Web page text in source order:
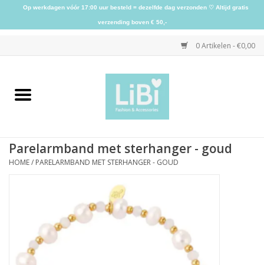
0 Artikelen - €0,00
Home
Kleding
Accessoires
Parelarmband met sterhanger - goud
HOME/ PARELARMBAND MET STERHANGER - GOUD
Op werkdagen vóór 17:00 uur besteld = dezelfde dag verzonden ♡ Altijd gratis
verzending boven € 50,-